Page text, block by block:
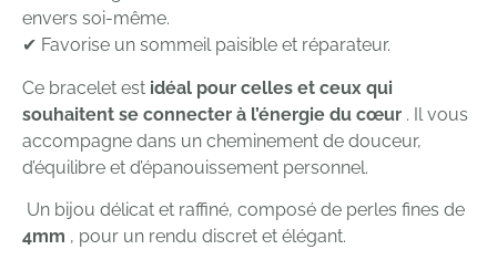
envers soi-même.
✔ Favorise un sommeil paisible et réparateur.
Ce bracelet est idéal pour celles et ceux qui
souhaitent se connecter à l’énergie du cœur . Il vous
accompagne dans un cheminement de douceur,
d’équilibre et d’épanouissement personnel.
Un bijou délicat et raffiné, composé de perles fines de
4mm , pour un rendu discret et élégant.